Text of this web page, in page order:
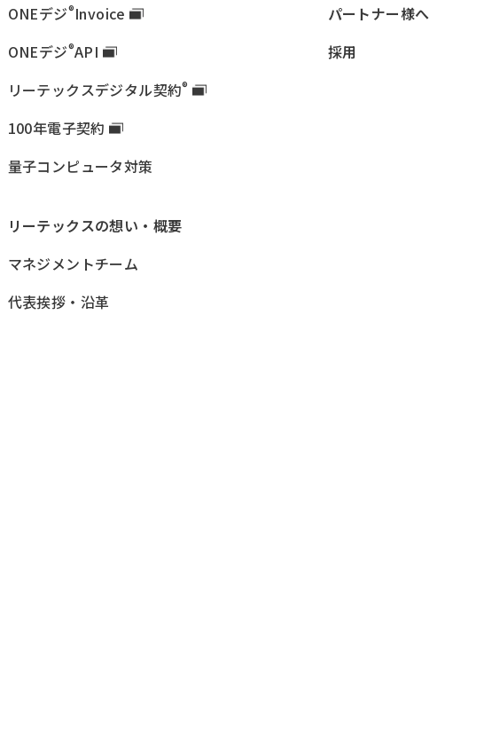
ONEデジ®Invoice
ONEデジ®API
リーテックスデジタル契約®
100年電子契約
量子コンピュータ対策
リーテックスの想い・概要
マネジメントチーム
代表挨拶・沿革
パートナー様へ
採用